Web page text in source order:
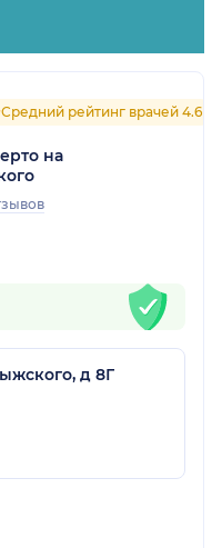
Средний рейтинг врачей 4.6
на
д 8Г